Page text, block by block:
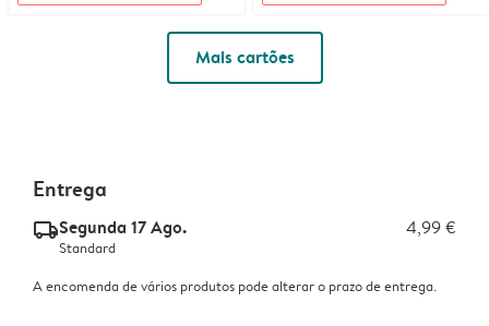
Mais cartões
Entrega
delivery_standard_v2Segunda 17 Ago. 4,99 €
Standard
A encomenda de vários produtos pode alterar o prazo de entrega.